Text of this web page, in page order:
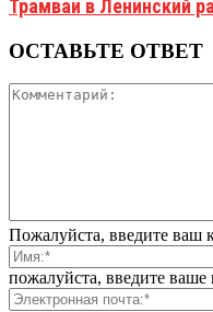
Трамваи в Ленинский
ОСТАВЬТЕ ОТВЕТ
Пожалуйста, введите ваш
пожалуйста, введите ваше